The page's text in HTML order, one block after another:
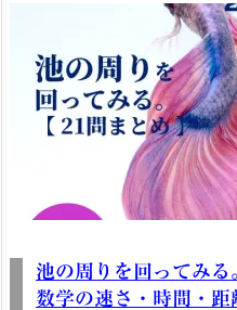
池の周りを回ってみ
数学の速さ・時間・距